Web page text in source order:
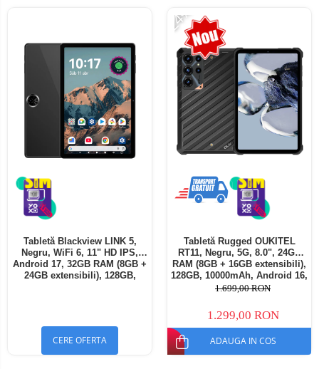
Tabletă Blackview LINK 5,
Negru, WiFi 6, 11" HD IPS,
Android 17, 32GB RAM (8GB +
24GB extensibili), 128GB,
CERE OFERTA
-24%
Tabletă Rugged OUKITEL
RT11, Negru, 5G, 8.0", 24GB
RAM (8GB + 16GB extensibili),
128GB, 10000mAh, Android 16,
Cameră 16MP AI, Dock
1.699,00 RON
1.299,00 RON
ADAUGA IN COS